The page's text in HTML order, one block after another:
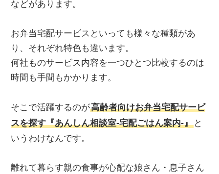
などがあります。
お弁当宅配サービスといっても様々な種類があ
り、それぞれ特色も違います。
何社ものサービス内容を一つひとつ比較するのは
時間も手間もかかります。
そこで活躍するのが高齢者向けお弁当宅配サービ
スを探す『あんしん相談室‐宅配ごはん案内‐』 と
いうわけなんです。
離れて暮らす親の食事が心配な娘さん・息子さん